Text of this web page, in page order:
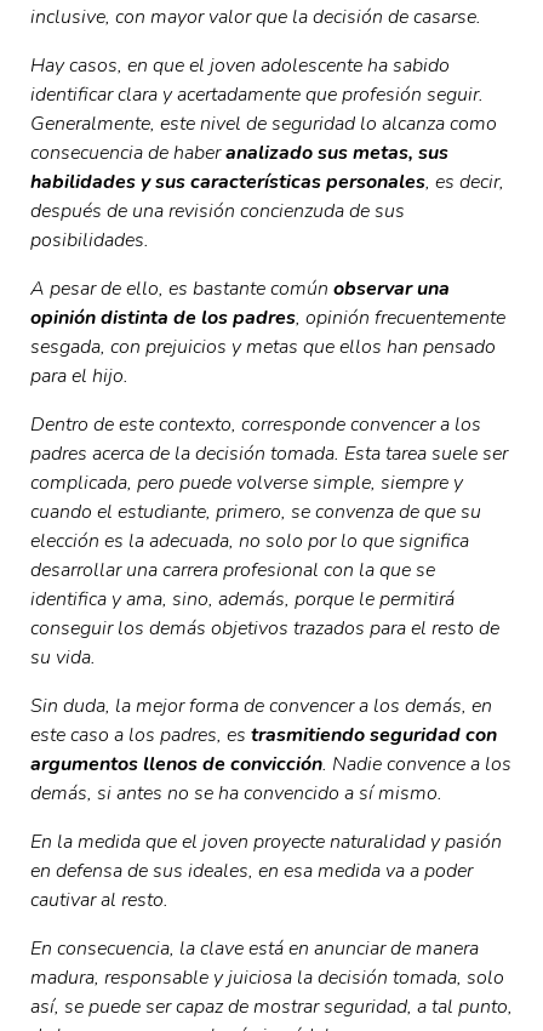
inclusive, con mayor valor que la decisión de casarse.
Hay casos, en que el joven adolescente ha sabido
identificar clara y acertadamente que profesión seguir.
Generalmente, este nivel de seguridad lo alcanza como
consecuencia de haberanalizado sus metas, sus
habilidades y sus características personales, es decir,
después de una revisión concienzuda de sus
posibilidades.
A pesar de ello, es bastante común observar una
opinión distinta de los padres, opinión frecuentemente
sesgada, con prejuicios y metas que ellos han pensado
para el hijo.
Dentro de este contexto, corresponde convencer a los
padres acerca de la decisión tomada. Esta tarea suele ser
complicada, pero puede volverse simple, siempre y
cuando el estudiante, primero, se convenza de que su
elección es la adecuada, no solo por lo que significa
desarrollar una carrera profesional con la que se
identifica y ama, sino, además, porque le permitirá
conseguir los demás objetivos trazados para el resto de
su vida.
Sin duda, la mejor forma de convencer a los demás, en
este caso a los padres, es trasmitiendo seguridad con
argumentos llenos de convicción. Nadie convence a los
demás, si antes no se ha convencido a sí mismo.
En la medida que el joven proyecte naturalidad y pasión
en defensa de sus ideales, en esa medida va a poder
cautivar al resto.
En consecuencia, la clave está en anunciar de manera
madura, responsable y juiciosa la decisión tomada, solo
así, se puede ser capaz de mostrar seguridad, a tal punto,